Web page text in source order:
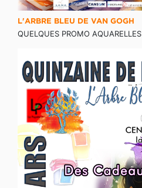
L'ARBRE BLEU DE VAN GOGH
QUELQUES PROMO AQUARELLES